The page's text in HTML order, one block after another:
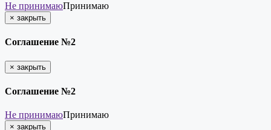
Не принимаюПринимаю
× закрыть
Соглашение №2
× закрыть
Соглашение №2
Не принимаюПринимаю
× закрыть